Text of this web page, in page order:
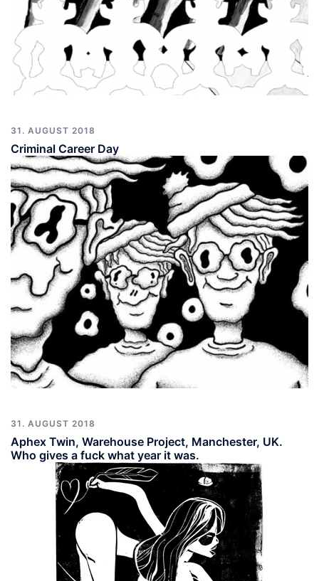
31. AUGUST 2018
Criminal Career Day
31. AUGUST 2018
Aphex Twin, Warehouse Project, Manchester, UK.
Who gives a fuck what year it was.